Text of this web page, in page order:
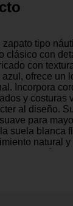
zapato tipo
clásico con
con
azul, ofrece un
Incorpora
y costuras
al diseño.
para
suela blanca
natural